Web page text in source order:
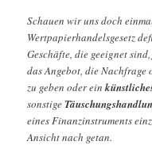
Schauen wir uns doch
Wertpapierhandelsgesetz
Geschäfte, die geeignet
das Angebot, die Nachfrage
zu geben oder ein
sonstige
eines Finanzinstruments
Ansicht nach getan.